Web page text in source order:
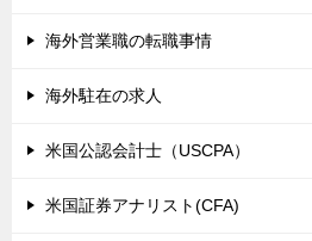
海外営業職の転職事情
海外駐在の求人
米国公認会計士（USCPA）
米国証券アナリスト(CFA)